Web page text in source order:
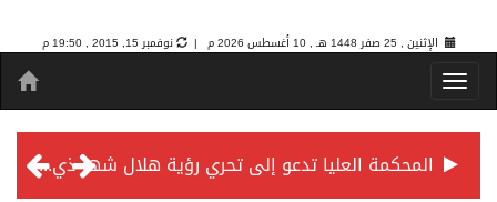
الإثنين , 25 صفر 1448 هـ , 10 أغسطس 2026 م | نوفمبر 15, 2015 , 19:50 م
المحكمة العليا تدعو إلى تحري رؤية هلال شهر ذي الحجة مساء يوم الأحد الثلاثين من شهر ذي القعدة -حسب تقويم أم القرى- التاسع والعشرين حسب قرار المحكمة العليا